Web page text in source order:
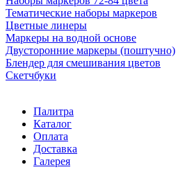
Тематические наборы маркеров
Цветные линеры
Маркеры на водной основе
Двусторонние маркеры (поштучно)
Блендер для смешивания цветов
Скетчбуки
Палитра
Каталог
Оплата
Доставка
Галерея